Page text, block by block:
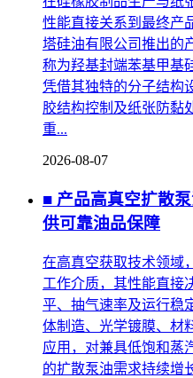
性能直接关系到最终产
塔硅油有限公司推出的
称为羟基封端苯基甲基
凭借其独特的分子结构
胶结构控制及纸张防黏
重...
2026-08-07
■ 产品高真空扩散
供可靠油品保障
在高真空获取技术领域
工作介质，其性能直接
平、抽气速率及运行稳
体制造、光学镀膜、材
应用，对兼具低饱和蒸
的扩散泵油需求持续增